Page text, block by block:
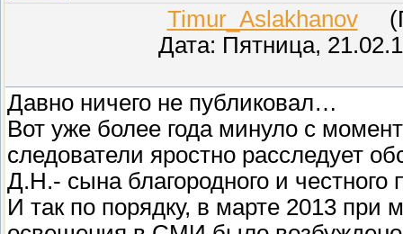
Timur_Aslakhanov
Дата: Пятница,
Давно ничего не публиковал…
Вот уже более года минуло с
следователи яростно расследует
Д.Н.- сына благородного и
И так по порядку, в марте 2013 при